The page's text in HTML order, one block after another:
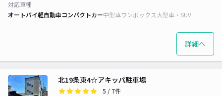
対応車種
オートバイ軽自動車コンパクトカー中型車ワンボックス大型車・SUV
詳細へ
北19条東4☆アキッパ駐車場
5 / 7件